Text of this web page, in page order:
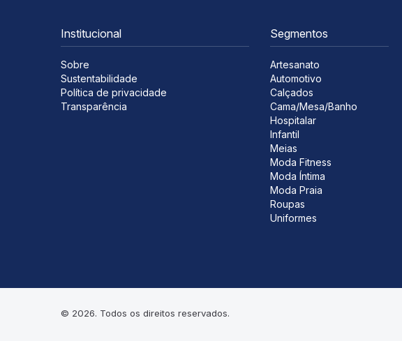
Institucional
Sobre
Sustentabilidade
Política de privacidade
Transparência
Segmentos
Artesanato
Automotivo
Calçados
Cama/Mesa/Banho
Hospitalar
Infantil
Meias
Moda Fitness
Moda Íntima
Moda Praia
Roupas
Uniformes
© 2026. Todos os direitos reservados.